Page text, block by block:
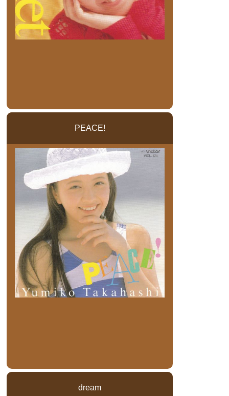
PEACE!
dream